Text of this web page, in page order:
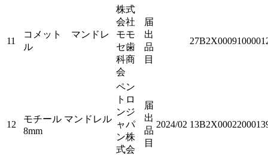
11
コメット マンドレ
ル
株式
会社
モモ
セ歯
科商
会
届
出
品
目
12
モチール マンドレル
8mm
ペン
トロ
ンジ
ャパ
ン株
式会
届
出
品
目
2024/02